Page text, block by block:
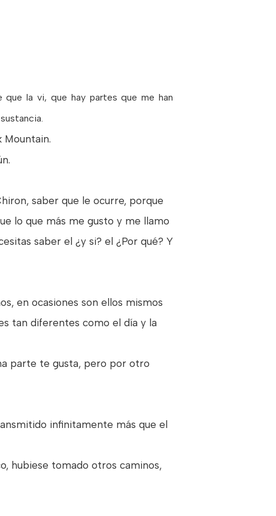
la vi, que hay partes que me han
Mountain.
saber que le ocurre, porque
lo que más me gusto y me llamo
saber el ¿y si? el ¿Por qué? Y
en ocasiones son ellos mismos
tan diferentes como el día y la
parte te gusta, pero por otro
infinitamente más que el
hubiese tomado otros caminos,